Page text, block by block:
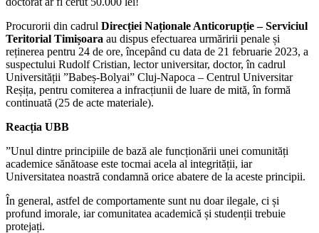
Procurorii din cadrul Direcției Naționale Anticorupție – Serviciul
Teritorial Timișoara au dispus efectuarea urmăririi penale și
reținerea pentru 24 de ore, începând cu data de 21 februarie 2023, a
suspectului Rudolf Cristian, lector universitar, doctor, în cadrul
Universității ”Babeș-Bolyai” Cluj-Napoca – Centrul Universitar
Reșița, pentru comiterea a infracțiunii de luare de mită, în formă
continuată (25 de acte materiale).
Reacția UBB
”Unul dintre principiile de bază ale funcționării unei comunități
academice sănătoase este tocmai acela al integrității, iar
Universitatea noastră condamnă orice abatere de la aceste principii.
În general, astfel de comportamente sunt nu doar ilegale, ci și
profund imorale, iar comunitatea academică și studenții trebuie
protejați.